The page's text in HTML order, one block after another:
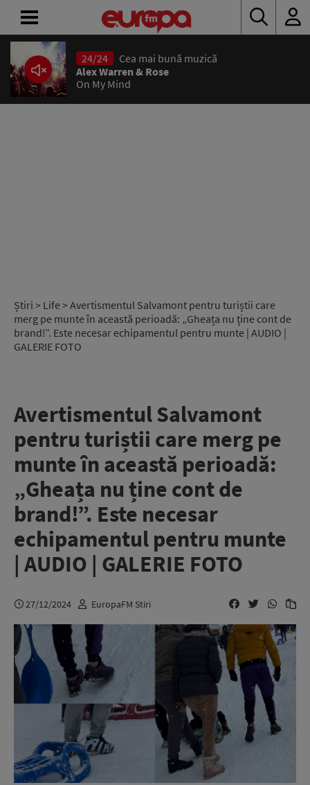
24/24
Cea mai bună muzică
Alex Warren & Rose
On My Mind
Știri > Life> Avertismentul Salvamont pentru turiștii care
merg pe munte în această perioadă: „Gheața nu ține cont de
brand!”. Este necesar echipamentul pentru munte | AUDIO |
GALERIE FOTO
Avertismentul Salvamont
pentru turiștii care merg pe
munte în această perioadă:
„Gheața nu ține cont de
brand!”. Este necesar
echipamentul pentru munte
| AUDIO | GALERIE FOTO
27/12/2024 EuropaFM Stiri
ACASĂ
ȘTIRI